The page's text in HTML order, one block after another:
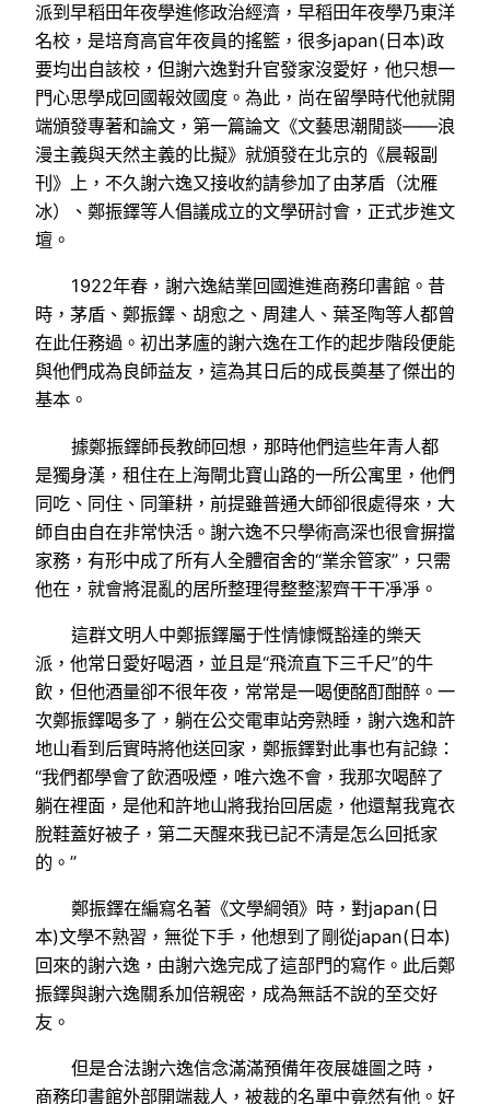
派到早稻田年夜學進修政治經濟，早稻田年夜學乃東洋
名校，是培育高官年夜員的搖籃，很多japan(日本)政
要均出自該校，但謝六逸對升官發家沒愛好，他只想一
門心思學成回國報效國度。為此，尚在留學時代他就開
端頒發專著和論文，第一篇論文《文藝思潮閒談——浪
漫主義與天然主義的比擬》就頒發在北京的《晨報副
刊》上，不久謝六逸又接收約請參加了由茅盾（沈雁
冰）、鄭振鐸等人倡議成立的文學研討會，正式步進文
壇。
1922年春，謝六逸結業回國進進商務印書館。昔
時，茅盾、鄭振鐸、胡愈之、周建人、葉圣陶等人都曾
在此任務過。初出茅廬的謝六逸在工作的起步階段便能
與他們成為良師益友，這為其日后的成長奠基了傑出的
基本。
據鄭振鐸師長教師回想，那時他們這些年青人都
是獨身漢，租住在上海閘北寶山路的一所公寓里，他們
同吃、同住、同筆耕，前提雖普通大師卻很處得來，大
師自由自在非常快活。謝六逸不只學術高深也很會摒擋
家務，有形中成了所有人全體宿舍的“業余管家”，只需
他在，就會將混亂的居所整理得整整潔齊干干凈凈。
這群文明人中鄭振鐸屬于性情慷慨豁達的樂天
派，他常日愛好喝酒，並且是“飛流直下三千尺”的牛
飲，但他酒量卻不很年夜，常常是一喝便酩酊酣醉。一
次鄭振鐸喝多了，躺在公交電車站旁熟睡，謝六逸和許
地山看到后實時將他送回家，鄭振鐸對此事也有記錄：
“我們都學會了飲酒吸煙，唯六逸不會，我那次喝醉了
躺在裡面，是他和許地山將我抬回居處，他還幫我寬衣
脫鞋蓋好被子，第二天醒來我已記不清是怎么回抵家
的。”
鄭振鐸在編寫名著《文學綱領》時，對japan(日
本)文學不熟習，無從下手，他想到了剛從japan(日本)
回來的謝六逸，由謝六逸完成了這部門的寫作。此后鄭
振鐸與謝六逸關系加倍親密，成為無話不說的至交好
友。
但是合法謝六逸信念滿滿預備年夜展雄圖之時，
商務印書館外部開端裁人，被裁的名單中竟然有他。好